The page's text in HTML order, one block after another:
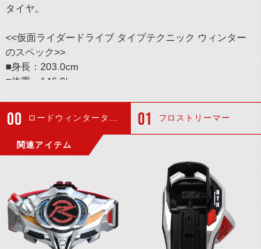
タイヤ。
<<仮面ライダードライブ タイプテクニック ウィンター
のスペック>>
■身長：203.0cm
■体重：146.9kg
■キック力：15.3t
■ジャンプ力：15.6m(ひと跳び)
■走力：11.0秒(100m)
■必殺技：─
ロードウィンタータイヤ フロストリーマー
関連アイテム